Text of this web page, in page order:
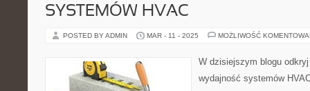
SYSTEMÓW HVAC
POSTED BY ADMIN MAR - 11 - 2025 MOŻLIWOŚĆ
W dzisiejszym blogu
wydajność systemów